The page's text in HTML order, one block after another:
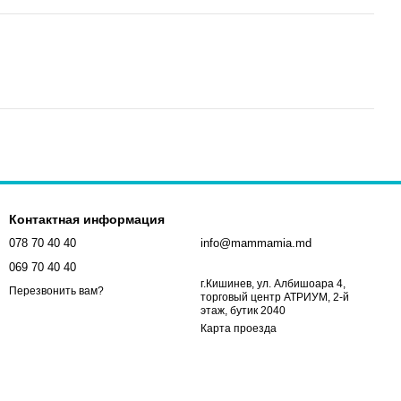
Контактная информация
078 70 40 40
069 70 40 40
Перезвонить вам?
info@mammamia.md
г.Кишинев, ул. Албишоара 4,
торговый центр АТРИУМ, 2-й
этаж, бутик 2040
Карта проезда